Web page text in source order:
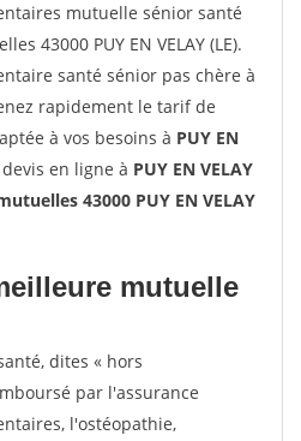
mutuelle sénior santé
43000 PUY EN VELAY (LE).
santé sénior pas chère à
rapidement le tarif de
à vos besoins à PUY EN
en ligne à PUY EN VELAY
43000 PUY EN VELAY
mutuelle
dites « hors
par l'assurance
l'ostéopathie,